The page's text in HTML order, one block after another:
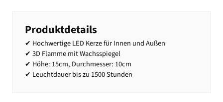
Produktdetails
✔ Hochwertige LED Kerze für Innen und Außen
✔ 3D Flamme mit Wachsspiegel
✔ Höhe: 15cm, Durchmesser: 10cm
✔ Leuchtdauer bis zu 1500 Stunden